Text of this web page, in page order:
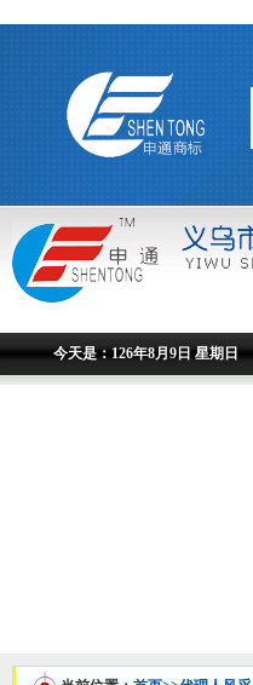
今天是：126年8月9日 星期日